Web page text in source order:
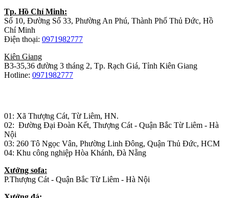
Tp. Hồ Chí Minh:
Số 10, Đường Số 33, Phường An Phú, Thành Phố Thủ Đức, Hồ
Chí Minh
Điện thoại: 0971982777
Kiên Giang
B3-35,36 đường 3 tháng 2, Tp. Rạch Giá, Tỉnh Kiên Giang
Hotline: 0971982777
01: Xã Thượng Cát, Từ Liêm, HN.
02: Đường Đại Đoàn Kết, Thượng Cát - Quận Bắc Từ Liêm - Hà
Nội
03: 260 Tô Ngọc Vân, Phường Linh Đông, Quận Thủ Đức, HCM
04: Khu công nghiệp Hòa Khánh, Đà Nẵng
Xưởng sofa:
P.Thượng Cát - Quận Bắc Từ Liêm - Hà Nội